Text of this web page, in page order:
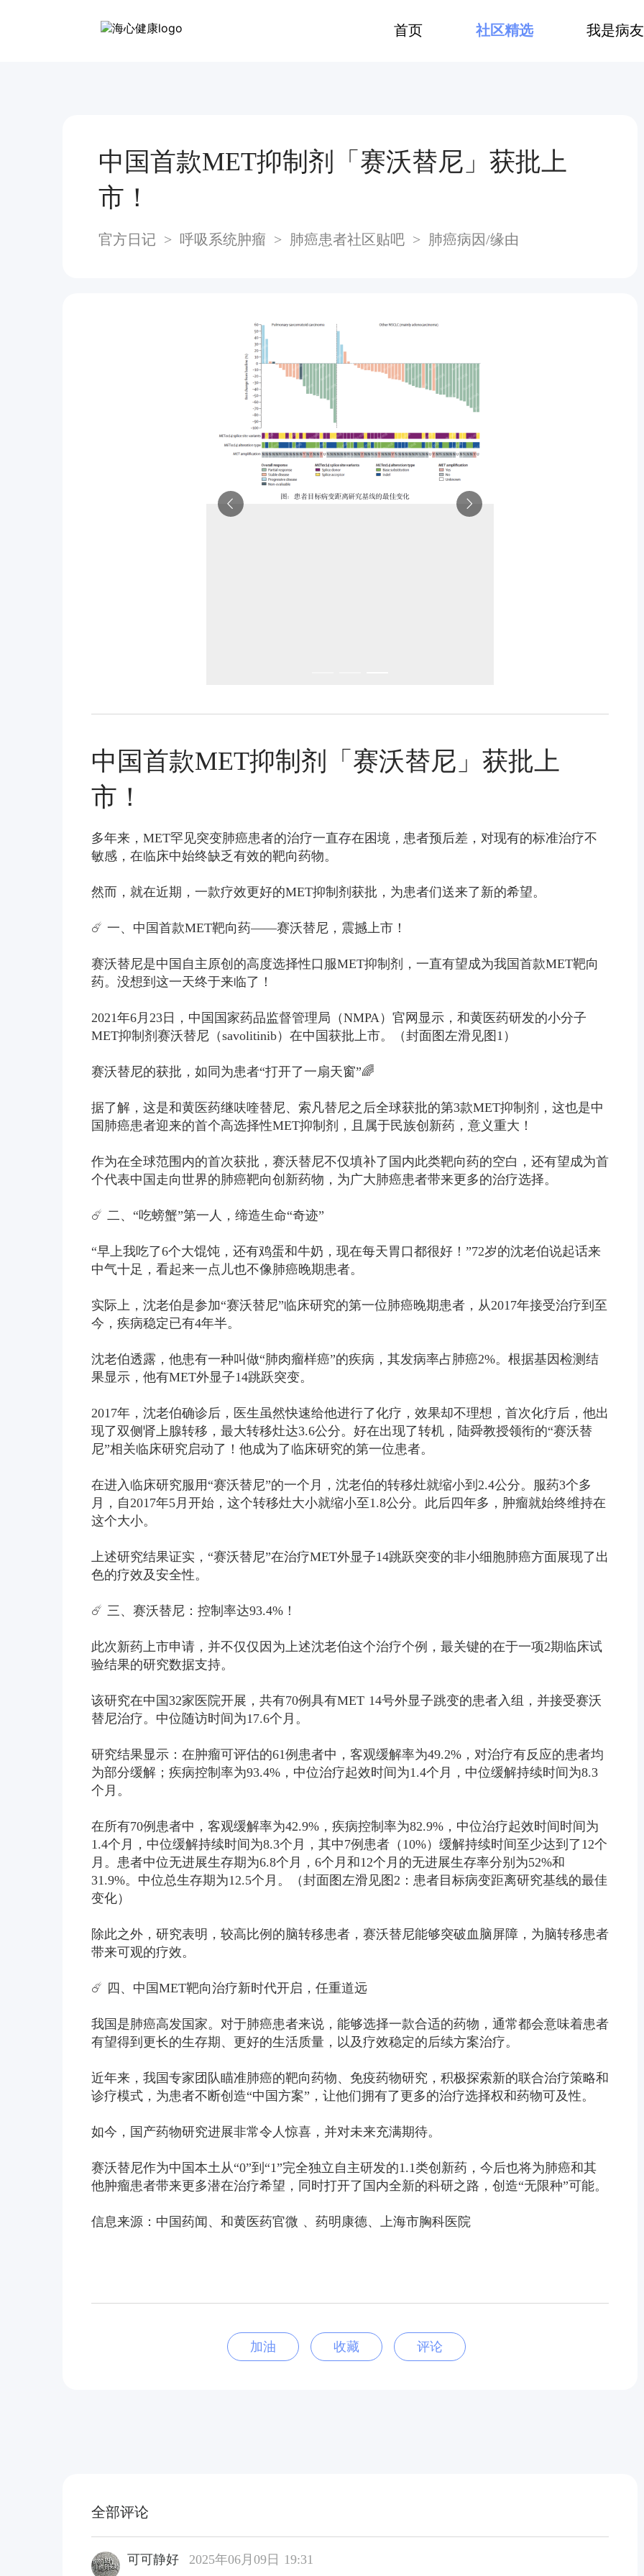
首页 社区精选 我是病友
中国首款MET抑制剂「赛沃替尼」获批上
市！
官方日记 > 呼吸系统肿瘤 > 肺癌患者社区贴吧 > 肺癌病因/缘由
中国首款MET抑制剂「赛沃替尼」获批上
市！
多年来，MET罕见突变肺癌患者的治疗一直存在困境，患者预后差，对现有的标准治疗不
敏感，在临床中始终缺乏有效的靶向药物。
然而，就在近期，一款疗效更好的MET抑制剂获批，为患者们送来了新的希望。
☄️ 一、中国首款MET靶向药——赛沃替尼，震撼上市！
赛沃替尼是中国自主原创的高度选择性口服MET抑制剂，一直有望成为我国首款MET靶向
药。没想到这一天终于来临了！
2021年6月23日，中国国家药品监督管理局（NMPA）官网显示，和黄医药研发的小分子
MET抑制剂赛沃替尼（savolitinib）在中国获批上市。（封面图左滑见图1）
赛沃替尼的获批，如同为患者“打开了一扇天窗”🌈
据了解，这是和黄医药继呋喹替尼、索凡替尼之后全球获批的第3款MET抑制剂，这也是中
国肺癌患者迎来的首个高选择性MET抑制剂，且属于民族创新药，意义重大！
作为在全球范围内的首次获批，赛沃替尼不仅填补了国内此类靶向药的空白，还有望成为首
个代表中国走向世界的肺癌靶向创新药物，为广大肺癌患者带来更多的治疗选择。
☄️ 二、“吃螃蟹”第一人，缔造生命“奇迹”
“早上我吃了6个大馄饨，还有鸡蛋和牛奶，现在每天胃口都很好！”72岁的沈老伯说起话来
中气十足，看起来一点儿也不像肺癌晚期患者。
实际上，沈老伯是参加“赛沃替尼”临床研究的第一位肺癌晚期患者，从2017年接受治疗到至
今，疾病稳定已有4年半。
沈老伯透露，他患有一种叫做“肺肉瘤样癌”的疾病，其发病率占肺癌2%。根据基因检测结
果显示，他有MET外显子14跳跃突变。
2017年，沈老伯确诊后，医生虽然快速给他进行了化疗，效果却不理想，首次化疗后，他出
现了双侧肾上腺转移，最大转移灶达3.6公分。好在出现了转机，陆舜教授领衔的“赛沃替
尼”相关临床研究启动了！他成为了临床研究的第一位患者。
在进入临床研究服用“赛沃替尼”的一个月，沈老伯的转移灶就缩小到2.4公分。服药3个多
月，自2017年5月开始，这个转移灶大小就缩小至1.8公分。此后四年多，肿瘤就始终维持在
这个大小。
上述研究结果证实，“赛沃替尼”在治疗MET外显子14跳跃突变的非小细胞肺癌方面展现了出
色的疗效及安全性。
☄️ 三、赛沃替尼：控制率达93.4%！
此次新药上市申请，并不仅仅因为上述沈老伯这个治疗个例，最关键的在于一项2期临床试
验结果的研究数据支持。
该研究在中国32家医院开展，共有70例具有MET 14号外显子跳变的患者入组，并接受赛沃
替尼治疗。中位随访时间为17.6个月。
研究结果显示：在肿瘤可评估的61例患者中，客观缓解率为49.2%，对治疗有反应的患者均
为部分缓解；疾病控制率为93.4%，中位治疗起效时间为1.4个月，中位缓解持续时间为8.3
个月。
在所有70例患者中，客观缓解率为42.9%，疾病控制率为82.9%，中位治疗起效时间时间为
1.4个月，中位缓解持续时间为8.3个月，其中7例患者（10%）缓解持续时间至少达到了12个
月。患者中位无进展生存期为6.8个月，6个月和12个月的无进展生存率分别为52%和
31.9%。中位总生存期为12.5个月。（封面图左滑见图2：患者目标病变距离研究基线的最佳
变化）
除此之外，研究表明，较高比例的脑转移患者，赛沃替尼能够突破血脑屏障，为脑转移患者
带来可观的疗效。
☄️ 四、中国MET靶向治疗新时代开启，任重道远
我国是肺癌高发国家。对于肺癌患者来说，能够选择一款合适的药物，通常都会意味着患者
有望得到更长的生存期、更好的生活质量，以及疗效稳定的后续方案治疗。
近年来，我国专家团队瞄准肺癌的靶向药物、免疫药物研究，积极探索新的联合治疗策略和
诊疗模式，为患者不断创造“中国方案”，让他们拥有了更多的治疗选择权和药物可及性。
如今，国产药物研究进展非常令人惊喜，并对未来充满期待。
赛沃替尼作为中国本土从“0”到“1”完全独立自主研发的1.1类创新药，今后也将为肺癌和其
他肿瘤患者带来更多潜在治疗希望，同时打开了国内全新的科研之路，创造“无限种”可能。
信息来源：中国药闻、和黄医药官微 、药明康德、上海市胸科医院
加油 收藏 评论
全部评论
可可静好 2025年06月09日 19:31